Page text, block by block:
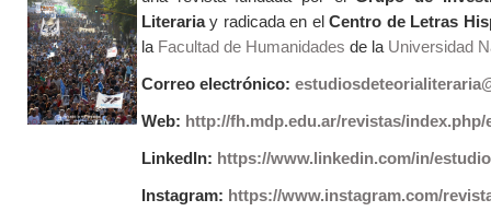
Literariay radicada en elCentro de Letras
la Facultad de Humanidades de laUniversidad
Correo electrónico:
Web: http://fh.mdp.edu.ar/revistas/index.php/
LinkedIn: https://www.linkedin.com/in/
Instagram: https://www.instagram.com/